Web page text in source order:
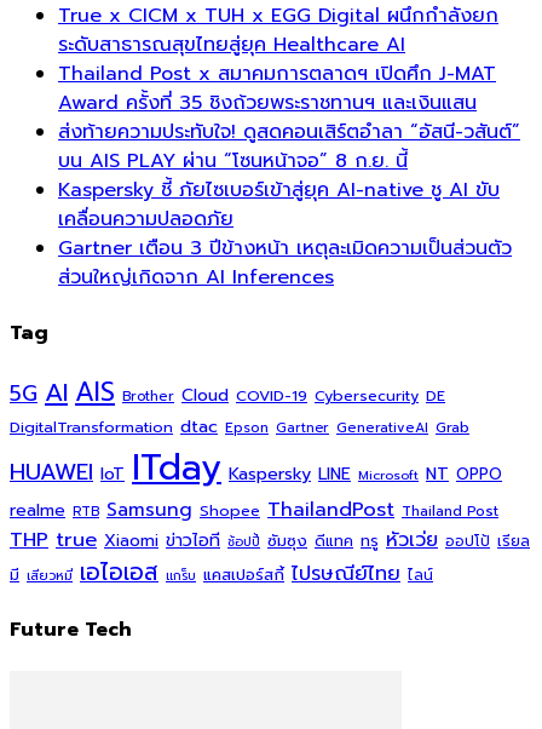
True x CICM x TUH x EGG Digital ผนึกกำลังยก
ระดับสาธารณสุขไทยสู่ยุค Healthcare AI
Thailand Post x สมาคมการตลาดฯ เปิดศึก J-MAT
Award ครั้งที่ 35 ชิงถ้วยพระราชทานฯ และเงินแสน
ส่งท้ายความประทับใจ! ดูสดคอนเสิร์ตอำลา “อัสนี-วสันต์”
บน AIS PLAY ผ่าน “โซนหน้าจอ” 8 ก.ย. นี้
Kaspersky ชี้ ภัยไซเบอร์เข้าสู่ยุค AI-native ชู AI ขับ
เคลื่อนความปลอดภัย
Gartner เตือน 3 ปีข้างหน้า เหตุละเมิดความเป็นส่วนตัว
ส่วนใหญ่เกิดจาก AI Inferences
Tag
5G AI AIS Brother Cloud COVID-19 Cybersecurity DE
DigitalTransformation dtac Epson Gartner GenerativeAI Grab
HUAWEI IoT ITday Kaspersky LINE Microsoft NT OPPO
realme RTB Samsung Shopee ThailandPost Thailand Post
THP true Xiaomi ข่าวไอที ช้อปปี้ ซัมซุง ดีแทค ทรู หัวเว่ย ออปโป้ เรียล
มี เสียวหมี่ เอไอเอส แกร็บ แคสเปอร์สกี้ ไปรษณีย์ไทย ไลน์
Future Tech